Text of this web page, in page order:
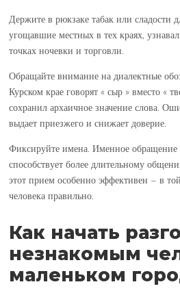
Держите в рюкзаке табак или сладости
угощавшие местных в тех краях,
точках ночевки и торговли.
Обращайте внимание на диалектные
Курском крае говорят « сыр » вместо «
сохранил архаичное значение слова.
выдает приезжего и снижает доверие.
Фиксируйте имена. Именное обращение
способствует более длительному
этот прием особенно эффективен – в
человека правильно.
Как начать
незнакомым
маленьком